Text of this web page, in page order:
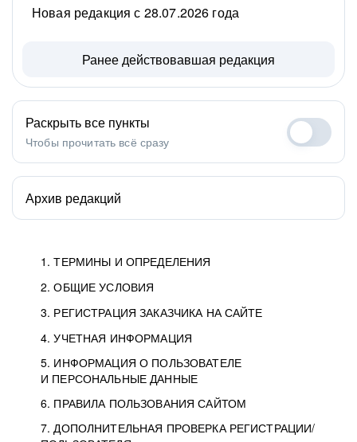
1. ТЕРМИНЫ И ОПРЕДЕЛЕНИЯ
2. ОБЩИЕ УСЛОВИЯ
3. РЕГИСТРАЦИЯ ЗАКАЗЧИКА НА САЙТЕ
4. УЧЕТНАЯ ИНФОРМАЦИЯ
5. ИНФОРМАЦИЯ О ПОЛЬЗОВАТЕЛЕ
И ПЕРСОНАЛЬНЫЕ ДАННЫЕ
6. ПРАВИЛА ПОЛЬЗОВАНИЯ САЙТОМ
7. ДОПОЛНИТЕЛЬНАЯ ПРОВЕРКА РЕГИСТРАЦИИ/
Новая редакция с 28.07.2026 года
Ранее действовавшая редакция
Раскрыть все пункты
Чтобы прочитать всё сразу
Архив редакций